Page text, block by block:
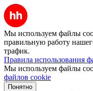
Мы используем файлы
правильную работу
трафик.
Правила использования
Мы используем файлы
файлов cookie
Понятно